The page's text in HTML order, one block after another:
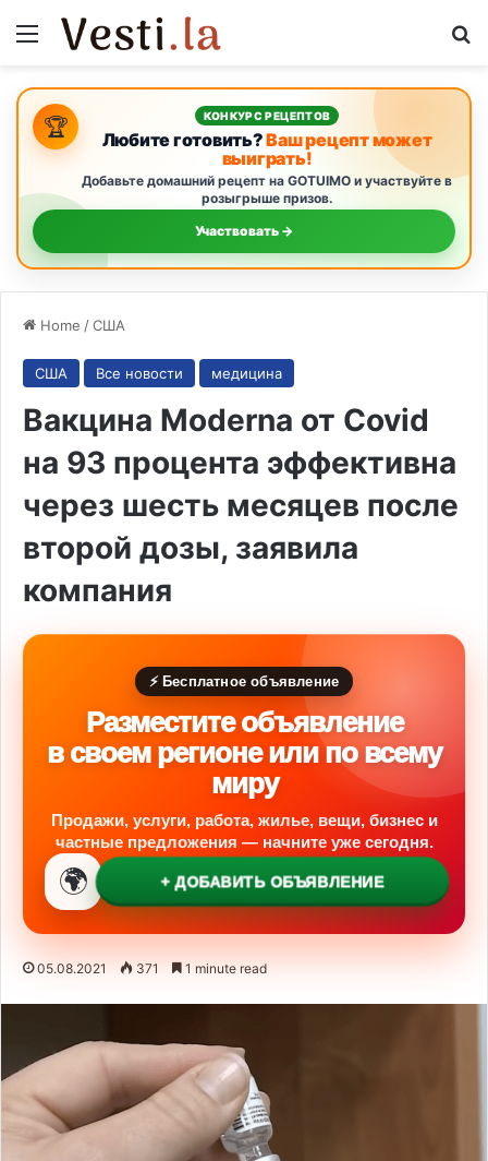
Menu
🏆 КОНКУРС РЕЦЕПТОВ
Любите готовить?Ваш рецепт может
выиграть!
Добавьте домашний рецепт на GOTUIMO и участвуйте в
розыгрыше призов.
Участвовать →
Home /США
США Все новости медицина
Вакцина Moderna от Covid
на 93 процента эффективна
через шесть месяцев после
второй дозы, заявила
компания
⚡ Бесплатное объявление
Разместите объявление
в своем регионе или по всему
миру
Продажи, услуги, работа, жилье, вещи, бизнес и
частные предложения — начните уже сегодня.
🌍 + ДОБАВИТЬ ОБЪЯВЛЕНИЕ
05.08.2021 371 1 minute read